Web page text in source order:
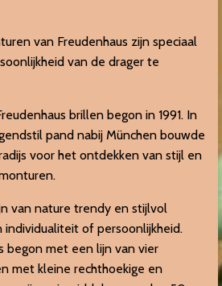
van Freudenhaus zijn speciaal
van de drager te
brillen begon in 1991. In
pand nabij München bouwde
voor het ontdekken van stijl en
van nature trendy en stijlvol
of persoonlijkheid.
begon met een lijn van vier
met kleine rechthoekige en